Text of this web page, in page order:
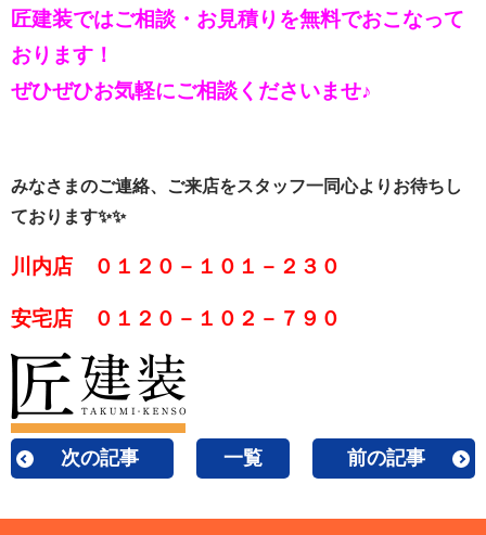
匠建装ではご相談・お見積りを無料でおこなって
おります！
ぜひぜひお気軽にご相談くださいませ♪
みなさまのご連絡、ご来店をスタッフ一同心よりお待ちし
ております✨✨
川内店 ０１２０－１０１－２３０
安宅店 ０１２０－１０２－７９０
次の記事 一覧 前の記事